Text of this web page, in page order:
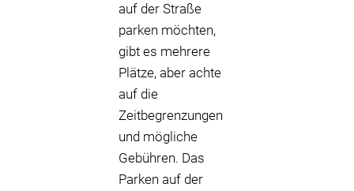
auf der Straße
parken möchten,
gibt es mehrere
Plätze, aber achte
auf die
Zeitbegrenzungen
und mögliche
Gebühren. Das
Parken auf der